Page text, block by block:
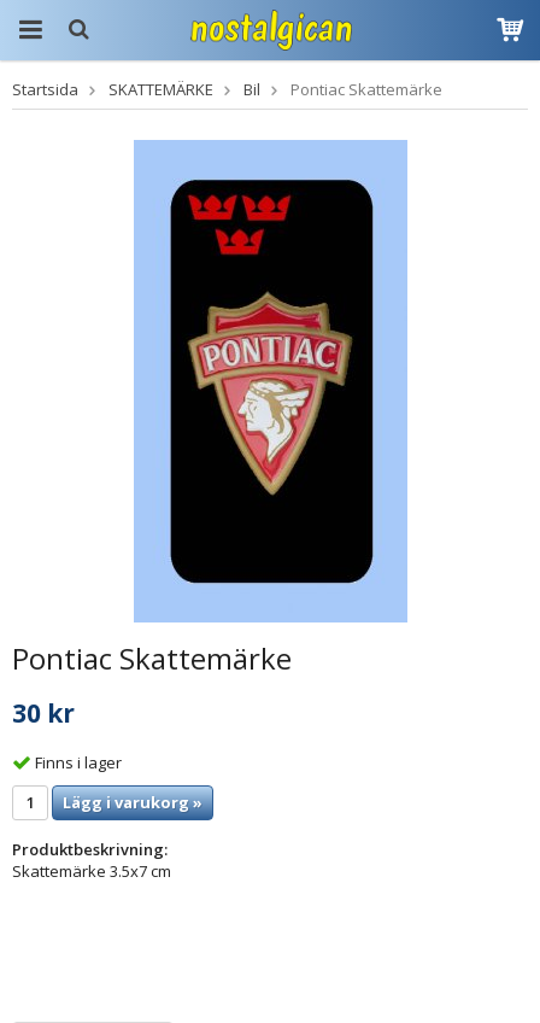
Produkten har blivit
tillagd i varukorgen
Startsida SKATTEMÄRKE Bil Pontiac Skattemärke
Pontiac Skattemärke
30 kr
Finns i lager
Lägg i varukorg »
Produktbeskrivning:
Skattemärke 3.5x7 cm